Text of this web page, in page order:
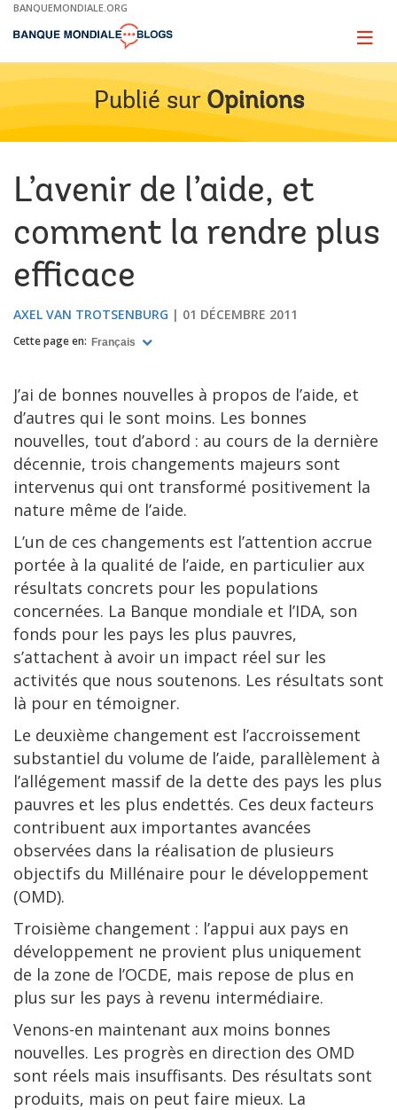
Skip
Main
BANQUEMONDIALE.ORG
Page
Publié sur Opinions
L’avenir de l’aide, et
comment la rendre plus
efficace
AXEL VAN TROTSENBURG 01 DÉCEMBRE 2011
Cette page en: Français
J’ai de bonnes nouvelles à propos de l’aide, et
d’autres qui le sont moins. Les bonnes
nouvelles, tout d’abord : au cours de la dernière
décennie, trois changements majeurs sont
intervenus qui ont transformé positivement la
nature même de l’aide.
L’un de ces changements est l’attention accrue
portée à la qualité de l’aide, en particulier aux
résultats concrets pour les populations
concernées. La Banque mondiale et l’IDA, son
fonds pour les pays les plus pauvres,
s’attachent à avoir un impact réel sur les
activités que nous soutenons. Les résultats sont
là pour en témoigner.
Le deuxième changement est l’accroissement
substantiel du volume de l’aide, parallèlement à
l’allégement massif de la dette des pays les plus
pauvres et les plus endettés. Ces deux facteurs
contribuent aux importantes avancées
observées dans la réalisation de plusieurs
objectifs du Millénaire pour le développement
(OMD).
Troisième changement : l’appui aux pays en
développement ne provient plus uniquement
de la zone de l’OCDE, mais repose de plus en
plus sur les pays à revenu intermédiaire.
Venons-en maintenant aux moins bonnes
nouvelles. Les progrès en direction des OMD
sont réels mais insuffisants. Des résultats sont
produits, mais on peut faire mieux. La